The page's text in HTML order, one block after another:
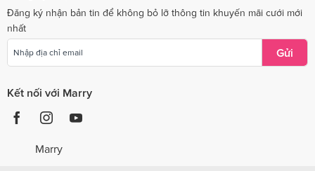
Đăng ký nhận bản tin để không bỏ lỡ thông tin khuyến mãi cưới mới
nhất
Gửi
Kết nối với Marry
Marry